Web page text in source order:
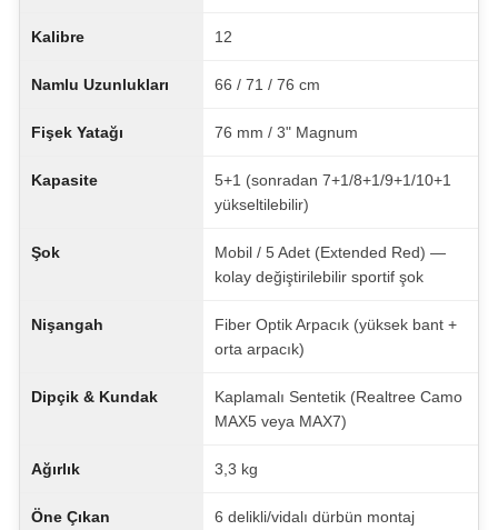
Kalibre 12
Namlu Uzunlukları 66 / 71 / 76 cm
Fişek Yatağı 76 mm / 3" Magnum
Kapasite
5+1 (sonradan 7+1/8+1/9+1/10+1
yükseltilebilir)
Şok
Mobil / 5 Adet (Extended Red) —
kolay değiştirilebilir sportif şok
Nişangah
Fiber Optik Arpacık (yüksek bant +
orta arpacık)
Dipçik & Kundak
Kaplamalı Sentetik (Realtree Camo
MAX5 veya MAX7)
Ağırlık 3,3 kg
Öne Çıkan 6 delikli/vidalı dürbün montaj